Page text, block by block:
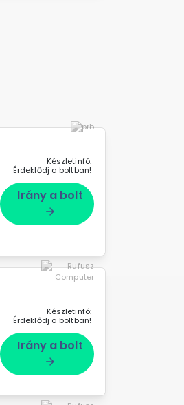
Készletinfó:
Érdeklődj a boltban!
Irány a bolt
arrow_forward
Készletinfó:
Érdeklődj a boltban!
Irány a bolt
arrow_forward